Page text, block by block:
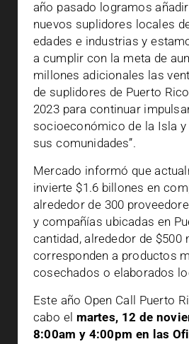
año pasado logramos
nuevos suplidores locales
edades e industrias y
a cumplir con la meta de
millones adicionales las
de suplidores de Puerto
2023 para continuar
socioeconómico de la Isla y
sus comunidades”.
Mercado informó que
invierte $1.6 billones en
alrededor de 300
y compañías ubicadas en
cantidad, alrededor de $500
corresponden a productos
cosechados o elaborados
Este año Open Call Puerto
cabo el martes, 12 de
8:00am y 4:00pm en las